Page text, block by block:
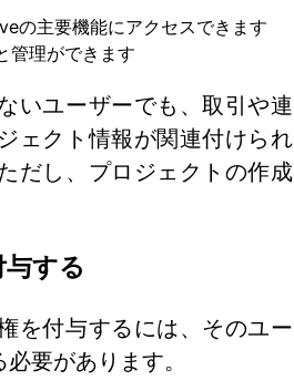
の主要機能にアクセスできます
管理ができます
いユーザーでも、取引や連
ェクト情報が関連付けられ
だし、プロジェクトの作成
する
を付与するには、そのユー
要があります。